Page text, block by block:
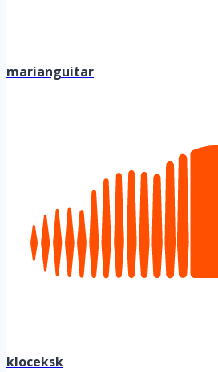
marianguitar
kloceksk